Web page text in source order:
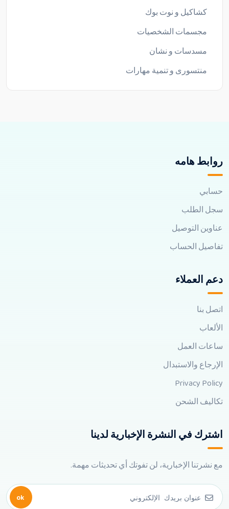
كشاكيل و نوت بوك
مجسمات الشخصيات
مسدسات و نشان
منتسورى و تنمية مهارات
روابط هامه
حسابي
سجل الطلب
عناوين التوصيل
تفاصيل الحساب
دعم العملاء
اتصل بنا
الألعاب
ساعات العمل
الإرجاع والاستبدال
Privacy Policy
تكاليف الشحن
اشترك في النشرة الإخبارية لدينا
مع نشرتنا الإخبارية، لن تفوتك أي تحديثات مهمة.
ok